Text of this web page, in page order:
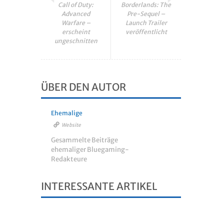
Call of Duty:
Advanced
Warfare –
erscheint
ungeschnitten
Borderlands: The
Pre-Sequel –
Launch Trailer
veröffentlicht
ÜBER DEN AUTOR
Ehemalige
Website
Gesammelte Beiträge
ehemaliger Bluegaming-
Redakteure
INTERESSANTE ARTIKEL